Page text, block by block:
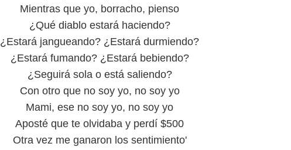
Mientras que yo, borracho, pienso
¿Qué diablo estará haciendo?
¿Estará jangueando? ¿Estará durmiendo?
¿Estará fumando? ¿Estará bebiendo?
¿Seguirá sola o está saliendo?
Con otro que no soy yo, no soy yo
Mami, ese no soy yo, no soy yo
Aposté que te olvidaba y perdí $500
Otra vez me ganaron los sentimiento'